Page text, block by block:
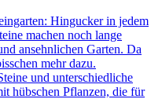
Hingucker in jedem
machen noch lange
ansehnlichen Garten. Da
mehr dazu.
und unterschiedliche
hübschen Pflanzen, die für